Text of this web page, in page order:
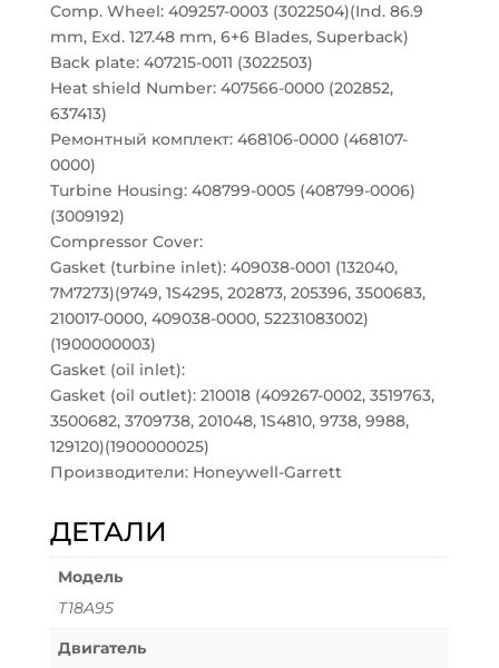
Comp. Wheel: 409257-0003 (3022504)(Ind. 86.9
mm, Exd. 127.48 mm, 6+6 Blades, Superback)
Back plate: 407215-0011 (3022503)
Heat shield Number: 407566-0000 (202852,
637413)
Ремонтный комплект: 468106-0000 (468107-
0000)
Turbine Housing: 408799-0005 (408799-0006)
(3009192)
Compressor Cover:
Gasket (turbine inlet): 409038-0001 (132040,
7M7273)(9749, 1S4295, 202873, 205396, 3500683,
210017-0000, 409038-0000, 52231083002)
(1900000003)
Gasket (oil inlet):
Gasket (oil outlet): 210018 (409267-0002, 3519763,
3500682, 3709738, 201048, 1S4810, 9738, 9988,
129120)(1900000025)
Производители: Honeywell-Garrett
ДЕТАЛИ
Модель
T18A95
Двигатель